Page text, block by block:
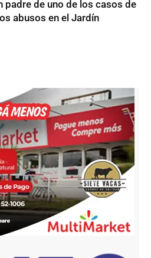
padre de uno de los casos de
abusos en el Jardín